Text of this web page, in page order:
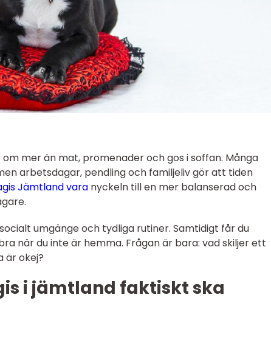
mer än mat, promenader och gos i soffan. Många
arbetsdagar, pendling och familjeliv gör att tiden
Jämtland vara nyckeln till en mer balanserad och
umgänge och tydliga rutiner. Samtidigt får du
när du inte är hemma. Frågan är bara: vad skiljer ett
är okej?
i jämtland faktiskt ska